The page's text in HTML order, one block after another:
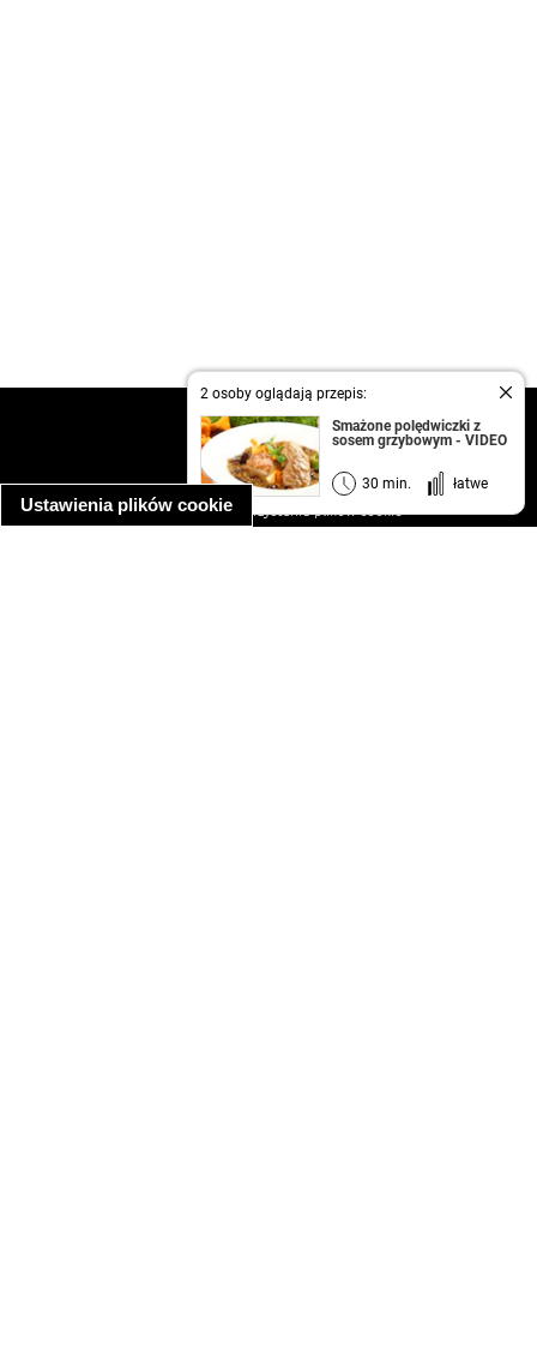
Ustawienia plików cookie
2 osoby oglądają przepis:
Smażone polędwiczki z
sosem grzybowym - VIDEO
30 min. łatwe
kontakt
regulamin
informacja o prywatności
informacja o wykorzystaniu plików cookie